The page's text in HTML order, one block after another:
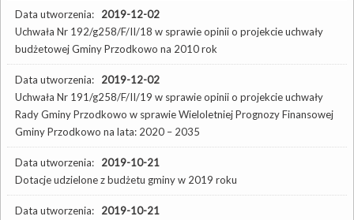
Data utworzenia: 2019-12-02
Uchwała Nr 192/g258/F/II/18 w sprawie opinii o projekcie uchwały
budżetowej Gminy Przodkowo na 2010 rok
Data utworzenia: 2019-12-02
Uchwała Nr 191/g258/F/II/19 w sprawie opinii o projekcie uchwały
Rady Gminy Przodkowo w sprawie Wieloletniej Prognozy Finansowej
Gminy Przodkowo na lata: 2020 – 2035
Data utworzenia: 2019-10-21
Dotacje udzielone z budżetu gminy w 2019 roku
Data utworzenia: 2019-10-21